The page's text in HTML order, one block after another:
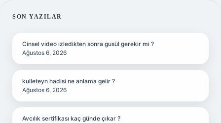
SIDEBAR
SON YAZILAR
Cinsel video izledikten sonra gusül gerekir mi ?
Ağustos 6, 2026
kulleteyn hadisi ne anlama gelir ?
Ağustos 6, 2026
Avcılık sertifikası kaç günde çıkar ?